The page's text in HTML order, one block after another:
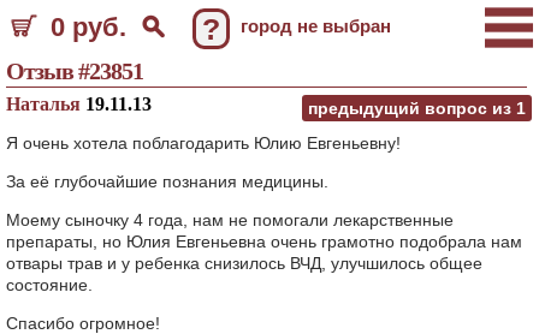
0 руб. ? город не выбран
Отзыв #23851
предыдущий вопрос из 1
Наталья 19.11.13
Я очень хотела поблагодарить Юлию Евгеньевну!
За её глубочайшие познания медицины.
Моему сыночку 4 года, нам не помогали лекарственные
препараты, но Юлия Евгеньевна очень грамотно подобрала нам
отвары трав и у ребенка снизилось ВЧД, улучшилось общее
состояние.
Спасибо огромное!